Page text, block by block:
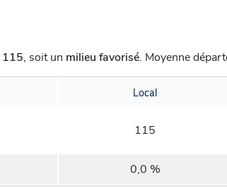
115, soit un milieu favorisé. Moyenne
Local
115
0,0 %